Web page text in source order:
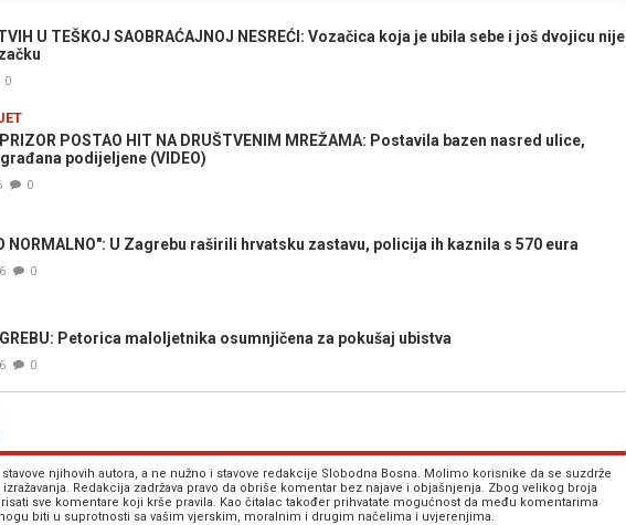
U TEŠKOJ SAOBRAĆAJNOJ NESREĆI: Vozačica koja je ubila sebe i još dvojicu nije
0
PRIZOR POSTAO HIT NA DRUŠTVENIM MREŽAMA: Postavila bazen nasred ulice,
podijeljene (VIDEO)
0
NORMALNO": U Zagrebu raširili hrvatsku zastavu, policija ih kaznila s 570 eura
0
Petorica maloljetnika osumnjičena za pokušaj ubistva
0
njihovih autora, a ne nužno i stavove redakcije Slobodna Bosna. Molimo korisnike da se suzdrže
Redakcija zadržava pravo da obriše komentar bez najave i objašnjenja. Zbog velikog broja
sve komentare koji krše pravila. Kao čitalac također prihvatate mogućnost da među komentarima
biti u suprotnosti sa vašim vjerskim, moralnim i drugim načelima i uvjerenjima.